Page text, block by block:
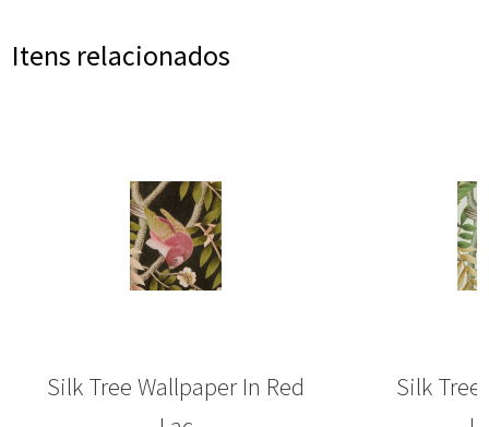
Itens relacionados
Silk Tree Wallpaper In Red
Silk